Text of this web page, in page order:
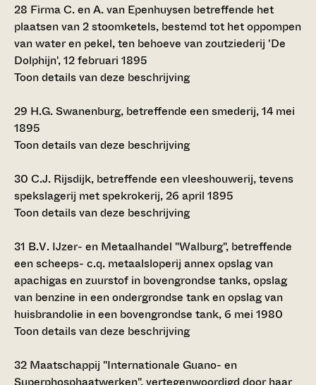
28 Firma C. en A. van Epenhuysen betreffende het
plaatsen van 2 stoomketels, bestemd tot het oppompen
van water en pekel, ten behoeve van zoutziederij 'De
Dolphijn', 12 februari 1895
Toon details van deze beschrijving
29 H.G. Swanenburg, betreffende een smederij, 14 mei
1895
Toon details van deze beschrijving
30 C.J. Rijsdijk, betreffende een vleeshouwerij, tevens
spekslagerij met spekrokerij, 26 april 1895
Toon details van deze beschrijving
31 B.V. IJzer- en Metaalhandel "Walburg", betreffende
een scheeps- c.q. metaalsloperij annex opslag van
apachigas en zuurstof in bovengrondse tanks, opslag
van benzine in een ondergrondse tank en opslag van
huisbrandolie in een bovengrondse tank, 6 mei 1980
Toon details van deze beschrijving
32 Maatschappij "Internationale Guano- en